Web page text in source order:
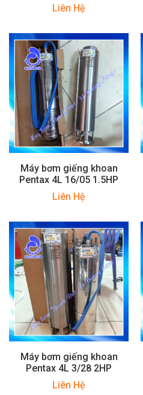
Liên Hệ
Máy bơm giếng khoan
Pentax 4L 16/05 1.5HP
Liên Hệ
Máy bơm giếng khoan
Pentax 4L 3/28 2HP
Liên Hệ